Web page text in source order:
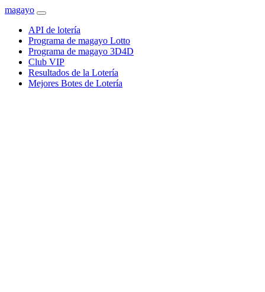
magayo
API de lotería
Programa de magayo Lotto
Programa de magayo 3D4D
Club VIP
Resultados de la Lotería
Mejores Botes de Lotería